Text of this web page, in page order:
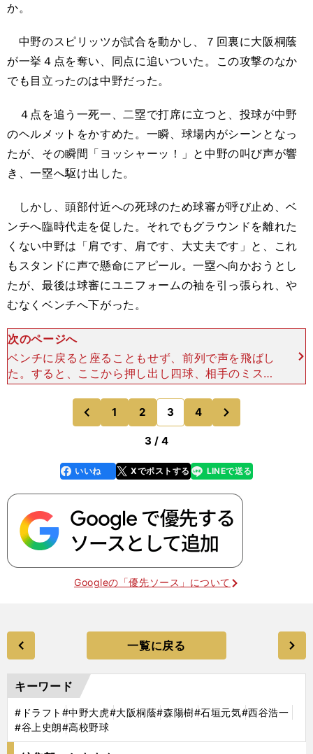
か。
中野のスピリッツが試合を動かし、７回裏に大阪桐蔭
が一挙４点を奪い、同点に追いついた。この攻撃のなか
でも目立ったのは中野だった。
４点を追う一死一、二塁で打席に立つと、投球が中野
のヘルメットをかすめた。一瞬、球場内がシーンとなっ
たが、その瞬間「ヨッシャーッ！」と中野の叫び声が響
き、一塁へ駆け出した。
しかし、頭部付近への死球のため球審が呼び止め、ベ
ンチへ臨時代走を促した。それでもグラウンドを離れた
くない中野は「肩です、肩です、大丈夫です」と、これ
もスタンドに声で懸命にアピール。一塁へ向かおうとし
たが、最後は球審にユニフォームの袖を引っ張られ、や
むなくベンチへ下がった。
次のページへ
ベンチに戻ると座ることもせず、前列で声を飛ばし
た。すると、ここから押し出し四球、相手のミス、
内野安打とつづき、試合を振り出しに戻したのだ。
最後はタイブレークとなった延長10回表、一死
二、三塁から中
前
のページへ
1 2 3 4
のページへ
3 / 4
faceboo
k
いいね Xでポストする
line LINEで送る
Googleの「優先ソース」について
一覧に戻る
キーワード
#ドラフト #中野大虎#大阪桐蔭#森陽樹#石垣元気#西谷浩一
#谷上史朗#高校野球